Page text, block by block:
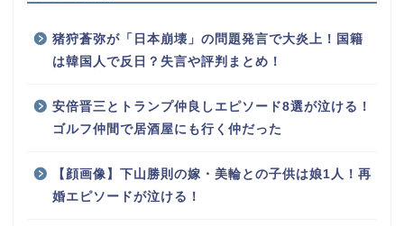
猪狩蒼弥が「日本崩壊」の問題発言で大炎上！国籍
は韓国人で反日？失言や評判まとめ！
安倍晋三とトランプ仲良しエピソード8選が泣ける！
ゴルフ仲間で居酒屋にも行く仲だった
【顔画像】下山勝則の嫁・美輪との子供は娘1人！再
婚エピソードが泣ける！